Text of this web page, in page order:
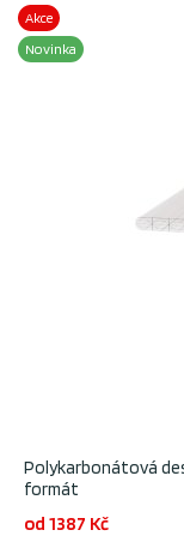
Akce
Novinka
Polykarbonátová
formát
od 1387 Kč